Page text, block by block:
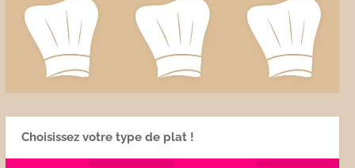
Choisissez votre type de plat !